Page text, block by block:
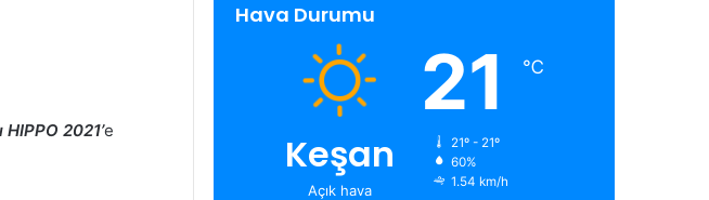
2021’e
Hava Durumu
Keşan
Açık hava
21 ℃
21º - 21º
60%
1.54 km/h